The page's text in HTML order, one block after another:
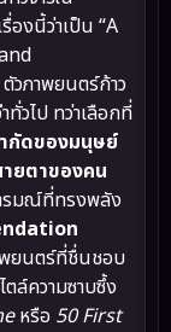
องนี้ว่าเป็น “A
ภาพยนตร์ก้าว
วไป ทว่าเลือกที่
กัดของมนุษย์
ยตาของคน
รมณ์ที่ทรงพลัง
ยนตร์ที่ชื่นชอบ
ล์ความซาบซึ้ง
หรือ 50 First